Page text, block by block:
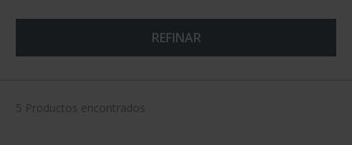
REFINAR
5 Productos encontrados